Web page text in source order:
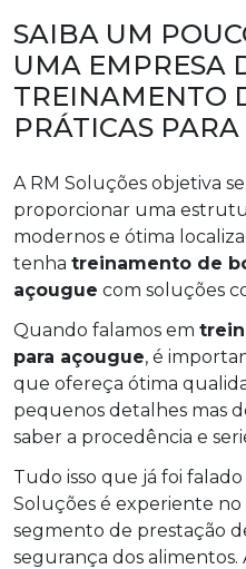
SAIBA UM
UMA EMPRESA
TREINAMENTO
PRÁTICAS
A RM Soluções objetiva
proporcionar uma
modernos e ótima
tenha treinamento de
açougue com soluções
Quando falamos em
para açougue, é
que ofereça ótima
pequenos detalhes mas
saber a procedência e
Tudo isso que já foi
Soluções é experiente
segmento de prestação
segurança dos